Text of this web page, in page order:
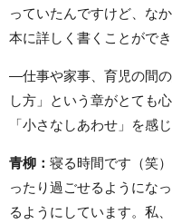
っていたんですけど、な
本に詳しく書くことがで
―仕事や家事、育児の間
し方」という章がとても
「小さなしあわせ」を感
青柳： 寝る時間です（笑
ったり過ごせるようにな
るようにしています。私